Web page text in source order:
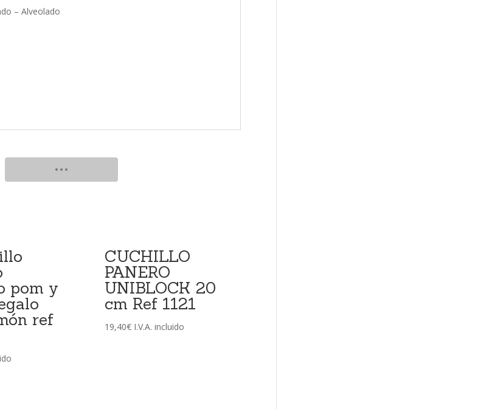
cm
– Alveolado
pom y
ref
CUCHILLO
PANERO
UNIBLOCK 20
cm Ref 1121
19,40€ I.V.A. incluido